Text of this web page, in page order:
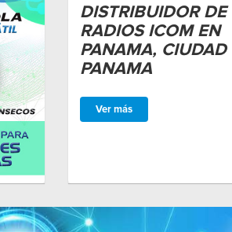
DISTRIBUIDOR DE
RADIOS ICOM EN
PANAMA, CIUDAD
PANAMA
Ver más